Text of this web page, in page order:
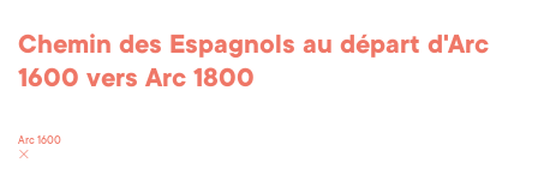
Chemin des Espagnols au départ d'Arc
1600 vers Arc 1800
Arc 1600